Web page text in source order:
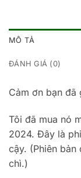
MÔ TẢ
ĐÁNH GIÁ (0)
Cảm ơn bạn đã
Tôi đã mua nó
2024. Đây là
cậy. (Phiên
chì.)